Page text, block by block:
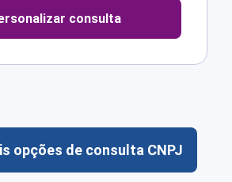
consulta
opções de consulta CNPJ